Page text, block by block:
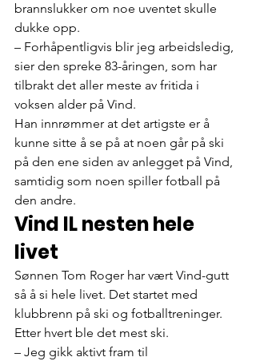
brannslukker om noe uventet skulle
dukke opp.
– Forhåpentligvis blir jeg arbeidsledig,
sier den spreke 83-åringen, som har
tilbrakt det aller meste av fritida i
voksen alder på Vind.
Han innrømmer at det artigste er å
kunne sitte å se på at noen går på ski
på den ene siden av anlegget på Vind,
samtidig som noen spiller fotball på
den andre.
Vind IL nesten hele
livet
Sønnen Tom Roger har vært Vind-gutt
så å si hele livet. Det startet med
klubbrenn på ski og fotballtreninger.
Etter hvert ble det mest ski.
– Jeg gikk aktivt fram til